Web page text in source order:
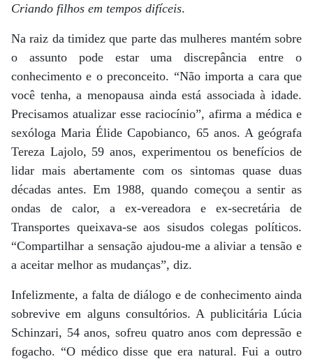
Criando filhos em tempos difíceis.
Na raiz da timidez que parte das mulheres mantém sobre
o assunto pode estar uma discrepância entre o
conhecimento e o preconceito. “Não importa a cara que
você tenha, a menopausa ainda está associada à idade.
Precisamos atualizar esse raciocínio”, afirma a médica e
sexóloga Maria Élide Capobianco, 65 anos. A geógrafa
Tereza Lajolo, 59 anos, experimentou os benefícios de
lidar mais abertamente com os sintomas quase duas
décadas antes. Em 1988, quando começou a sentir as
ondas de calor, a ex-vereadora e ex-secretária de
Transportes queixava-se aos sisudos colegas políticos.
“Compartilhar a sensação ajudou-me a aliviar a tensão e
a aceitar melhor as mudanças”, diz.
Infelizmente, a falta de diálogo e de conhecimento ainda
sobrevive em alguns consultórios. A publicitária Lúcia
Schinzari, 54 anos, sofreu quatro anos com depressão e
fogacho. “O médico disse que era natural. Fui a outro